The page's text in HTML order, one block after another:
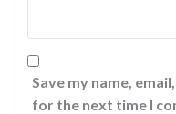
Save my name,
for the next time I